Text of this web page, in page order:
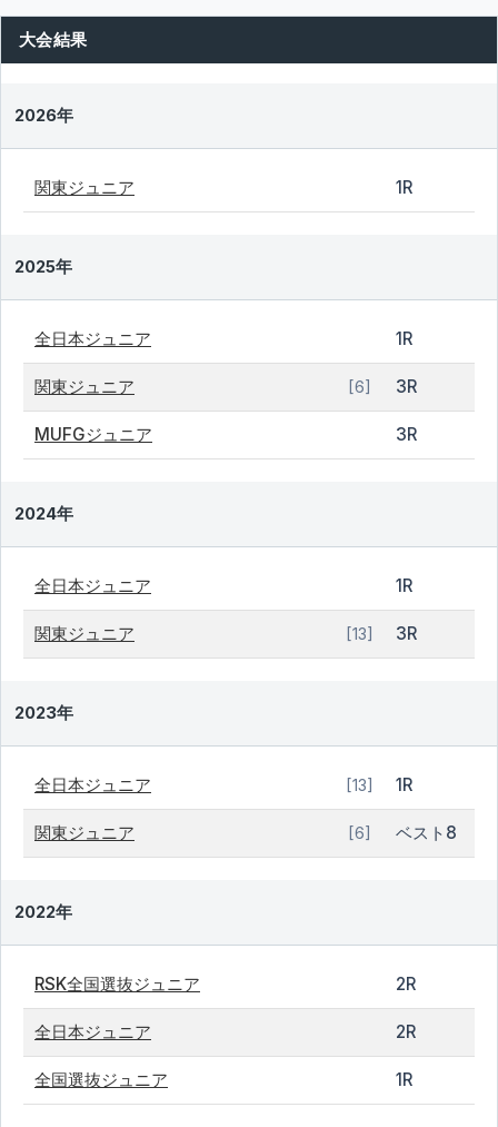
大会結果
2026年
関東ジュニア 1R
2025年
全日本ジュニア 1R
関東ジュニア [6] 3R
MUFGジュニア 3R
2024年
全日本ジュニア 1R
関東ジュニア [13] 3R
2023年
全日本ジュニア [13] 1R
関東ジュニア [6] ベスト8
2022年
RSK全国選抜ジュニア 2R
全日本ジュニア 2R
全国選抜ジュニア 1R